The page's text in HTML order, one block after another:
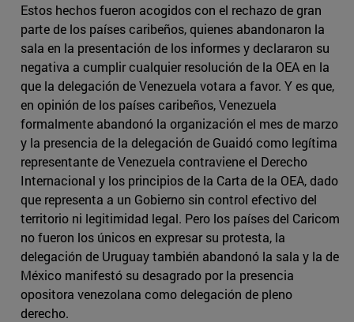
Estos hechos fueron acogidos con el rechazo de gran
parte de los países caribeños, quienes abandonaron la
sala en la presentación de los informes y declararon su
negativa a cumplir cualquier resolución de la OEA en la
que la delegación de Venezuela votara a favor. Y es que,
en opinión de los países caribeños, Venezuela
formalmente abandonó la organización el mes de marzo
y la presencia de la delegación de Guaidó como legítima
representante de Venezuela contraviene el Derecho
Internacional y los principios de la Carta de la OEA, dado
que representa a un Gobierno sin control efectivo del
territorio ni legitimidad legal. Pero los países del Caricom
no fueron los únicos en expresar su protesta, la
delegación de Uruguay también abandonó la sala y la de
México manifestó su desagrado por la presencia
opositora venezolana como delegación de pleno
derecho.